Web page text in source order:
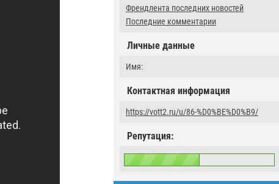
Френдлента последних новостей
Последние комментарии
Личные данные
Имя:
Контактная информация
https://vott2.ru/u/86-%D0%BE%D0%B9/
Репутация: